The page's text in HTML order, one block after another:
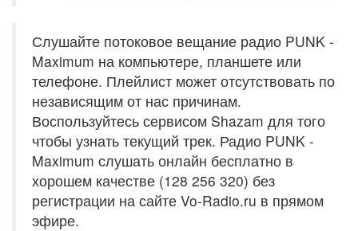
Слушайте потоковое вещание радио PUNK -
Maximum на компьютере, планшете или
телефоне. Плейлист может отсутствовать по
независящим от нас причинам.
Воспользуйтесь сервисом Shazam для того
чтобы узнать текущий трек. Радио PUNK -
Maximum слушать онлайн бесплатно в
хорошем качестве (128 256 320) без
регистрации на сайте Vo-Radio.ru в прямом
эфире.